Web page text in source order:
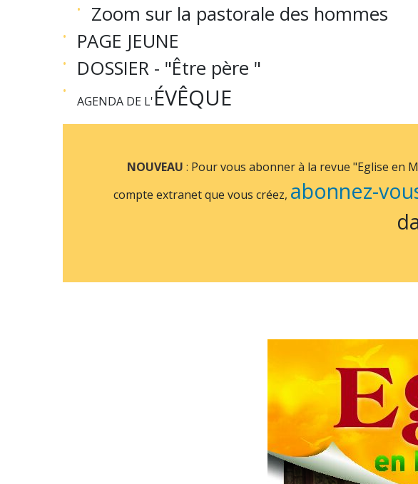
Zoom sur la pastorale des hommes
PAGE JEUNE
DOSSIER - "Être père "
AGENDA DE L'ÉVÊQUE
NOUVEAU : Pour vous abonner à la revue "Eglise en
compte extranet que vous créez, abonnez-